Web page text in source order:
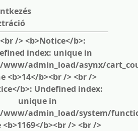
<br /> <b>Notice</b>:
index: unique in
www/admin_load/asynx/
<b>14</b><br /> <br />
b>: Undefined index:
unique in
www/admin_load/system/
b><br /> <br />